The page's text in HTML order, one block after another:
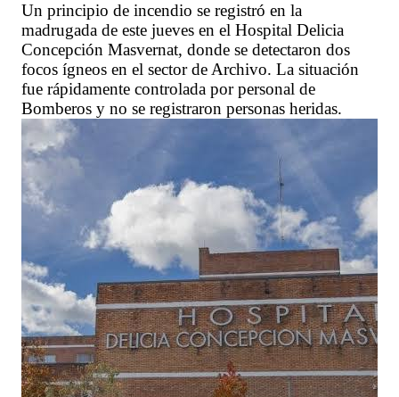
Un principio de incendio se registró en la
madrugada de este jueves en el Hospital Delicia
Concepción Masvernat, donde se detectaron dos
focos ígneos en el sector de Archivo. La situación
fue rápidamente controlada por personal de
Bomberos y no se registraron personas heridas.